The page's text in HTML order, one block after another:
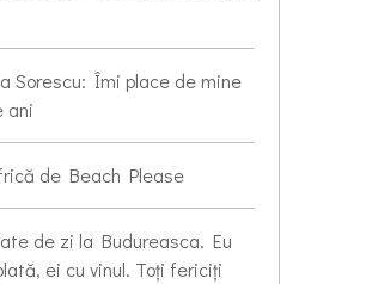
Sorescu: Îmi place de mine
ani
de Beach Please
de zi la Budureasca. Eu
ei cu vinul. Toți fericiți